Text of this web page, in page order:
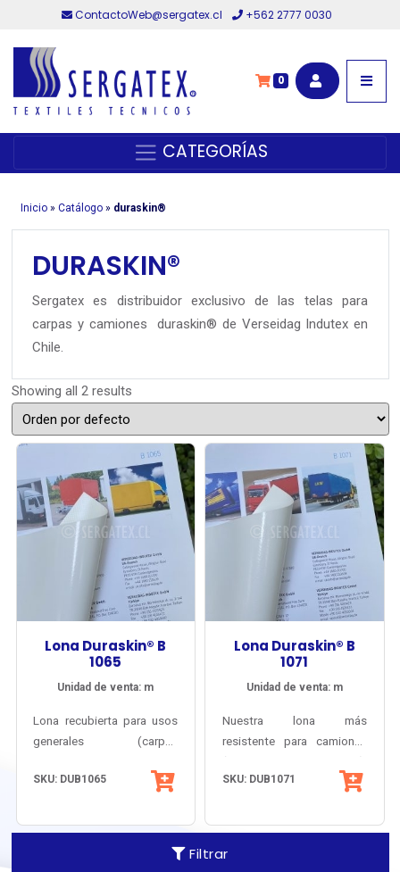
ContactoWeb@sergatex.cl +562 2777 0030
0
CATEGORÍAS
Inicio» Catálogo» duraskin®
Filtrar
DURASKIN®
Sergatex es distribuidor exclusivo de las telas para
carpas y camiones duraskin® de Verseidag Indutex en
Chile.
Showing all 2 results
Lona Duraskin® B
1065
Unidad de venta: m
Lona recubierta para usos
generales (carpas
camión, domos, toldos
Alta resistencia mecánica
con peso razonable.
Tecnología alemana y muy
SKU: DUB1065
Lona Duraskin® B
1071
Unidad de venta: m
Nuestra lona más
resistente para camiones
Durabilidad insuperable y
tecnología, para destacar
SKU: DUB1071